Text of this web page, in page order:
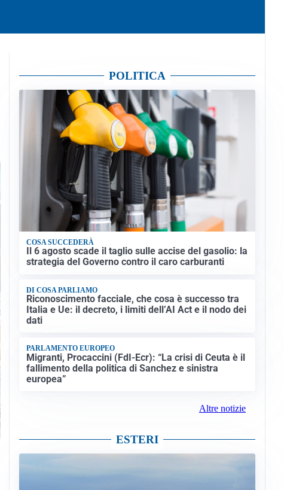
POLITICA
COSA SUCCEDERÀ
Il 6 agosto scade il taglio sulle accise del gasolio: la
strategia del Governo contro il caro carburanti
DI COSA PARLIAMO
Riconoscimento facciale, che cosa è successo tra
Italia e Ue: il decreto, i limiti dell’AI Act e il nodo dei
dati
PARLAMENTO EUROPEO
Migranti, Procaccini (FdI-Ecr): “La crisi di Ceuta è il
fallimento della politica di Sanchez e sinistra
europea”
Altre notizie
ESTERI